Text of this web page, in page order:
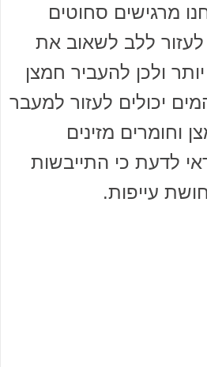
מרגישים סחוטים
לעזור ללב לשאוב את
ולכן להעביר חמצן
יכולים לעזור למעבר
וחומרים מזינים
לדעת כי התייבשות
עייפות.